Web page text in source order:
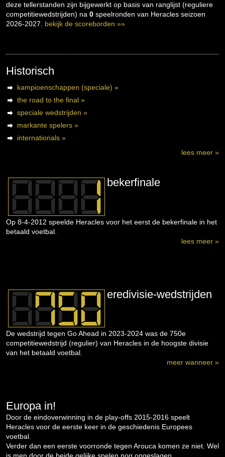
deze tellerstanden zijn bijgewerkt op basis van ranglijst (reguliere
competitiewedstrijden) na 0 speelronden van Heracles seizoen
2026-2027. bekijk de scoreborden »»
Historisch
kampioenschappen (speciale) »
the road to the final »
speciale wedstrijden »
markante spelers »
internationals »
lees meer »
bekerfinale
Op 8-4-2012 speelde Heracles voor het eerst de bekerfinale in het
betaald voetbal.
lees meer »
eredivisie-wedstrijden
De wedstrijd tegen Go Ahead in 2023-2024 was de 750e
competitiewedstrijd (regulier) van Heracles in de hoogste divisie
van het betaald voetbal.
meer wanneer »
Europa in!
Door de eindoverwinning in de play-offs 2015-2016 speelt
Heracles voor de eerste keer in de geschiedenis Europees
voetbal.
Verder dan een eerste voorronde tegen Arouca komen ze niet. Wel